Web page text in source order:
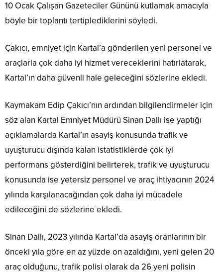
10 Ocak Çalışan Gazeteciler Gününü kutlamak amacıyla
böyle bir toplantı tertiplediklerini söyledi.
Çakıcı, emniyet için Kartal’a gönderilen yeni personel ve
araçlarla çok daha iyi hizmet vereceklerini hatırlatarak,
Kartal’ın daha güvenli hale geleceğini sözlerine ekledi.
Kaymakam Edip Çakıcı’nın ardından bilgilendirmeler için
söz alan Kartal Emniyet Müdürü Sinan Dallı ise yaptığı
açıklamalarda Kartal’ın asayiş konusunda trafik ve
uyuşturucu dışında kalan istatistiklerde çok iyi
performans gösterdiğini belirterek, trafik ve uyuşturucu
konusunda ise yetersiz personel ve araç ihtiyacının 2024
yılında karşılanacağından çok daha iyi mücadele
edileceğini de sözlerine ekledi.
Sinan Dallı, 2023 yılında Kartal’da asayiş oranlarının bir
önceki yıla göre en az yüzde on azaldığını, yeni gelen 20
araç olduğunu, trafik polisi olarak da 26 yeni polisin